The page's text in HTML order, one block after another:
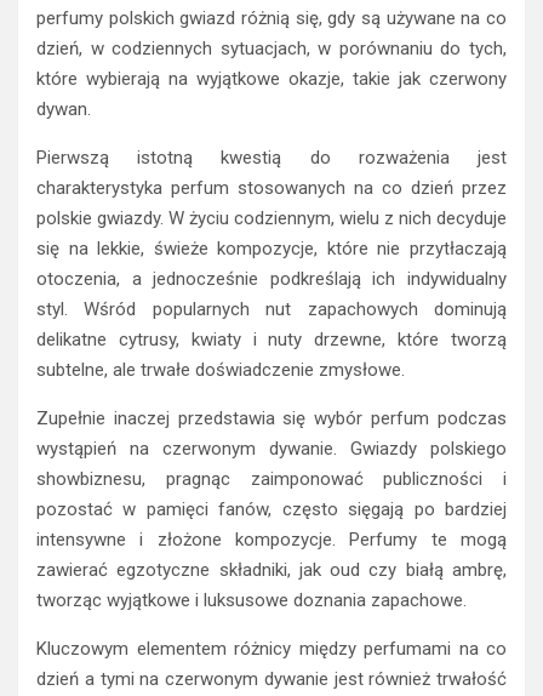
perfumy polskich gwiazd różnią się, gdy są używane na co
dzień, w codziennych sytuacjach, w porównaniu do tych,
które wybierają na wyjątkowe okazje, takie jak czerwony
dywan.
Pierwszą istotną kwestią do rozważenia jest
charakterystyka perfum stosowanych na co dzień przez
polskie gwiazdy. W życiu codziennym, wielu z nich decyduje
się na lekkie, świeże kompozycje, które nie przytłaczają
otoczenia, a jednocześnie podkreślają ich indywidualny
styl. Wśród popularnych nut zapachowych dominują
delikatne cytrusy, kwiaty i nuty drzewne, które tworzą
subtelne, ale trwałe doświadczenie zmysłowe.
Zupełnie inaczej przedstawia się wybór perfum podczas
wystąpień na czerwonym dywanie. Gwiazdy polskiego
showbiznesu, pragnąc zaimponować publiczności i
pozostać w pamięci fanów, często sięgają po bardziej
intensywne i złożone kompozycje. Perfumy te mogą
zawierać egzotyczne składniki, jak oud czy białą ambrę,
tworząc wyjątkowe i luksusowe doznania zapachowe.
Kluczowym elementem różnicy między perfumami na co
dzień a tymi na czerwonym dywanie jest również trwałość